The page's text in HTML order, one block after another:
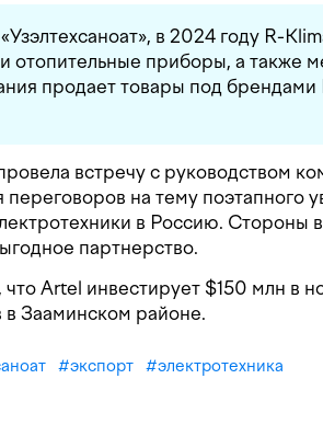
в 2024 году R-
отопительные приборы, а также
продает товары под брендами
встречу с руководством
на тему поэтапного
в Россию. Стороны
партнерство.
, что Artel инвестирует $150 млн в
Зааминском районе.
#экспорт #электротехника